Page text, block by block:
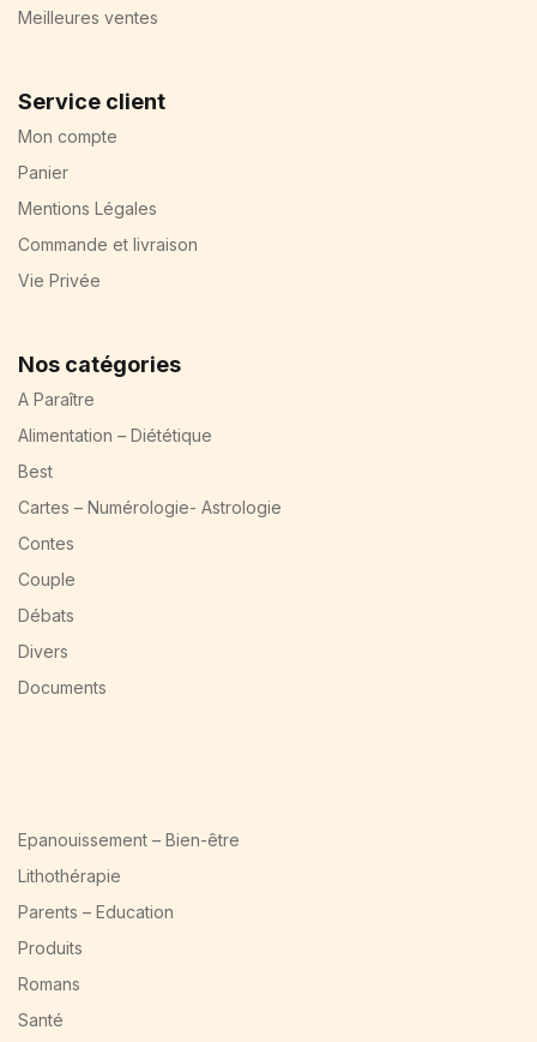
Meilleures ventes
Service client
Mon compte
Panier
Mentions Légales
Commande et livraison
Vie Privée
Nos catégories
A Paraître
Alimentation – Diététique
Best
Cartes – Numérologie- Astrologie
Contes
Couple
Débats
Divers
Documents
Epanouissement – Bien-être
Lithothérapie
Parents – Education
Produits
Romans
Santé